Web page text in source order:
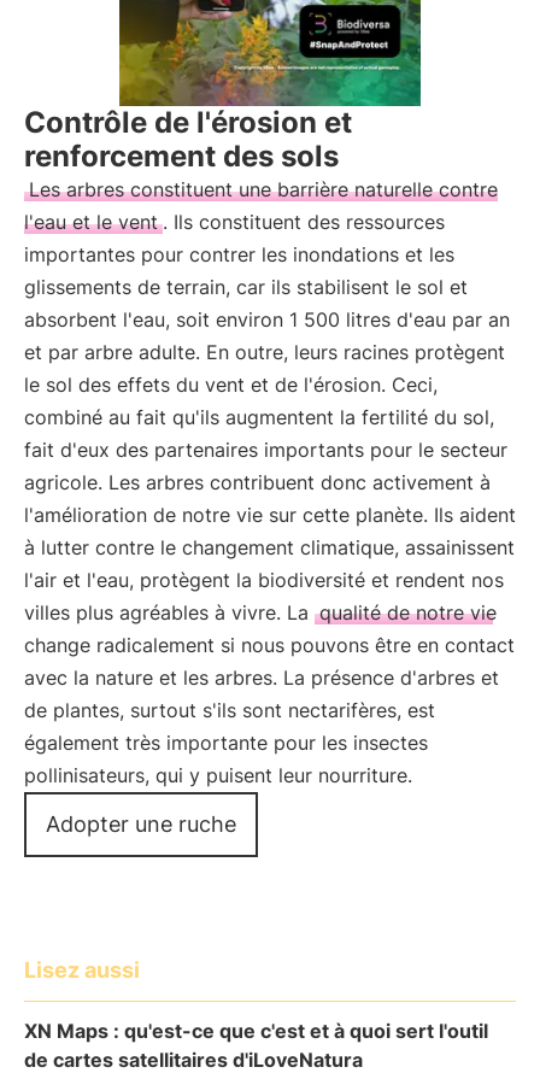
Contrôle de l'érosion et
renforcement des sols
Les arbres constituent une barrière naturelle contre
l'eau et le vent . Ils constituent des ressources
importantes pour contrer les inondations et les
glissements de terrain, car ils stabilisent le sol et
absorbent l'eau, soit environ 1 500 litres d'eau par an
et par arbre adulte. En outre, leurs racines protègent
le sol des effets du vent et de l'érosion. Ceci,
combiné au fait qu'ils augmentent la fertilité du sol,
fait d'eux des partenaires importants pour le secteur
agricole. Les arbres contribuent donc activement à
l'amélioration de notre vie sur cette planète. Ils aident
à lutter contre le changement climatique, assainissent
l'air et l'eau, protègent la biodiversité et rendent nos
villes plus agréables à vivre. La qualité de notre vie
change radicalement si nous pouvons être en contact
avec la nature et les arbres. La présence d'arbres et
de plantes, surtout s'ils sont nectarifères, est
également très importante pour les insectes
pollinisateurs, qui y puisent leur nourriture.
Adopter une ruche
Lisez aussi
XN Maps : qu'est-ce que c'est et à quoi sert l'outil
de cartes satellitaires d'iLoveNatura